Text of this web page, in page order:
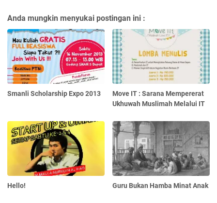
Anda mungkin menyukai postingan ini :
Smanli Scholarship Expo 2013
Move IT : Sarana Mempererat
Ukhuwah Muslimah Melalui IT
Hello! Guru Bukan Hamba Minat Anak